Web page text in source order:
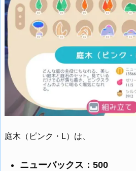
庭木（ピンク・L）は、
ニューバックス：500